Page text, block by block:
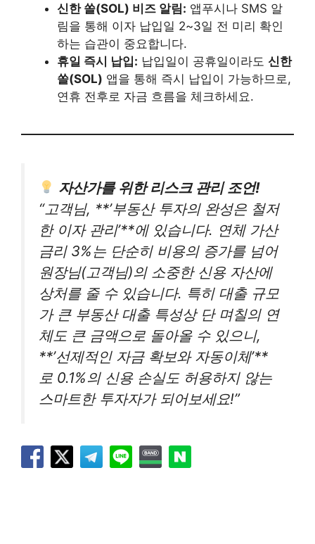
신한 쏠(SOL) 비즈 알림: 앱푸시나 SMS 알
림을 통해 이자 납입일 2~3일 전 미리 확인
하는 습관이 중요합니다.
휴일 즉시 납입: 납입일이 공휴일이라도 신한
쏠(SOL) 앱을 통해 즉시 납입이 가능하므로,
연휴 전후로 자금 흐름을 체크하세요.
자산가를 위한 리스크 관리 조언!
“고객님, **’부동산 투자의 완성은 철저
한 이자 관리’**에 있습니다. 연체 가산
금리 3%는 단순히 비용의 증가를 넘어
원장님(고객님)의 소중한 신용 자산에
상처를 줄 수 있습니다. 특히 대출 규모
가 큰 부동산 대출 특성상 단 며칠의 연
체도 큰 금액으로 돌아올 수 있으니,
**’선제적인 자금 확보와 자동이체’**
로 0.1%의 신용 손실도 허용하지 않는
스마트한 투자자가 되어보세요!”